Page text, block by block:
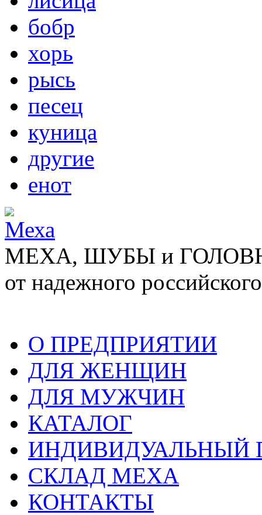
бобр
хорь
рысь
песец
куница
другие
енот
МЕХА, ШУБЫ и
от надежного
О ПРЕДПРИЯТИИ
ДЛЯ ЖЕНЩИН
ДЛЯ МУЖЧИН
КАТАЛОГ
ИНДИВИДУАЛЬНЫЙ
СКЛАД МЕХА
КОНТАКТЫ